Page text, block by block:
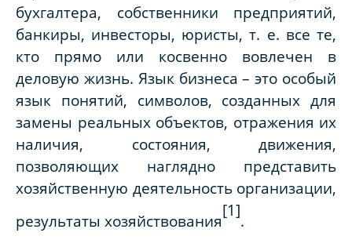
бухгалтера, собственники предприятий,
банкиры, инвесторы, юристы, т. е. все те,
кто прямо или косвенно вовлечен в
деловую жизнь. Язык бизнеса – это особый
язык понятий, символов, созданных для
замены реальных объектов, отражения их
наличия, состояния, движения,
позволяющих наглядно представить
хозяйственную деятельность организации,
результаты хозяйствования
[1]
.